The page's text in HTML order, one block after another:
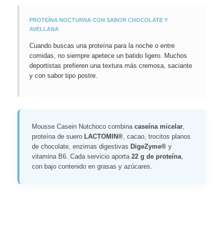
PROTEÍNA NOCTURNA CON SABOR CHOCOLATE Y
AVELLANA
Cuando buscas una proteína para la noche o entre
comidas, no siempre apetece un batido ligero. Muchos
deportistas prefieren una textura más cremosa, saciante
y con sabor tipo postre.
Mousse Casein Nutchoco combinacaseína micelar,
proteína de suero LACTOMIN®, cacao, trocitos planos
de chocolate, enzimas digestivas DigeZyme® y
vitamina B6. Cada servicio aporta22 g de proteína,
con bajo contenido en grasas y azúcares.